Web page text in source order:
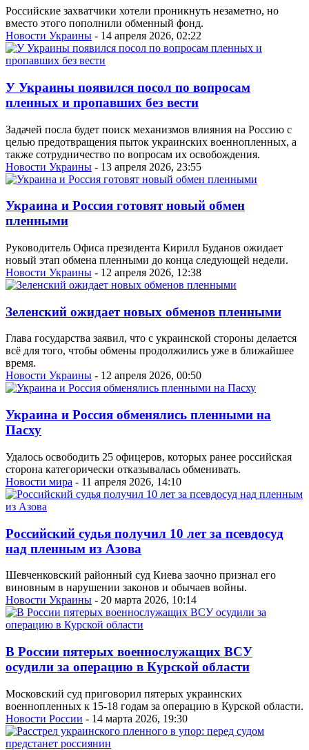
Российские захватчики хотели проникнуть незаметно, но
вместо этого пополнили обменный фонд.
Новости Украины - 14 апреля 2026, 02:22
У Украины появился посол по вопросам
пленных и пропавших без вести
Задачей посла будет поиск механизмов влияния на Россию с
целью предотвращения пыток украинских военнопленных, а
также сотрудничество по вопросам их освобождения.
Новости Украины - 13 апреля 2026, 23:55
Украина и Россия готовят новый обмен
пленными
Руководитель Офиса президента Кирилл Буданов ожидает
новый этап обмена пленными до конца следующей недели.
Новости Украины - 12 апреля 2026, 12:38
Зеленский ожидает новых обменов пленными
Глава государства заявил, что с украинской стороны делается
всё для того, чтобы обмены продолжились уже в ближайшее
время.
Новости Украины - 12 апреля 2026, 00:50
Украина и Россия обменялись пленными на
Пасху
Удалось освободить 25 офицеров, которых ранее российская
сторона категорически отказывалась обменивать.
Новости мира - 11 апреля 2026, 14:10
Российский судья получил 10 лет за псевдосуд
над пленным из Азова
Шевченковский районный суд Киева заочно признал его
виновным в нарушении законов и обычаев войны.
Новости Украины - 20 марта 2026, 10:14
В России пятерых военнослужащих ВСУ
осудили за операцию в Курской области
Московский суд приговорил пятерых украинских
военнопленных к 15-18 годам за операцию в Курской области.
Новости России - 14 марта 2026, 19:30